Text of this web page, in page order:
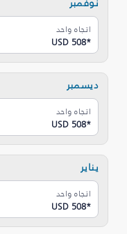
نوفمبر
اتجاه واحد
USD 508*
ديسمبر
اتجاه واحد
USD 508*
يناير
اتجاه واحد
USD 508*